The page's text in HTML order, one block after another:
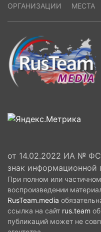
ОРГАНИЗАЦИИ
МЕСТА
от 14.02.2022 ИА № ФС
знак информационной
При полном или
воспроизведении
RusTeam.media
ссылка на сайт rus.team
публикаций может не